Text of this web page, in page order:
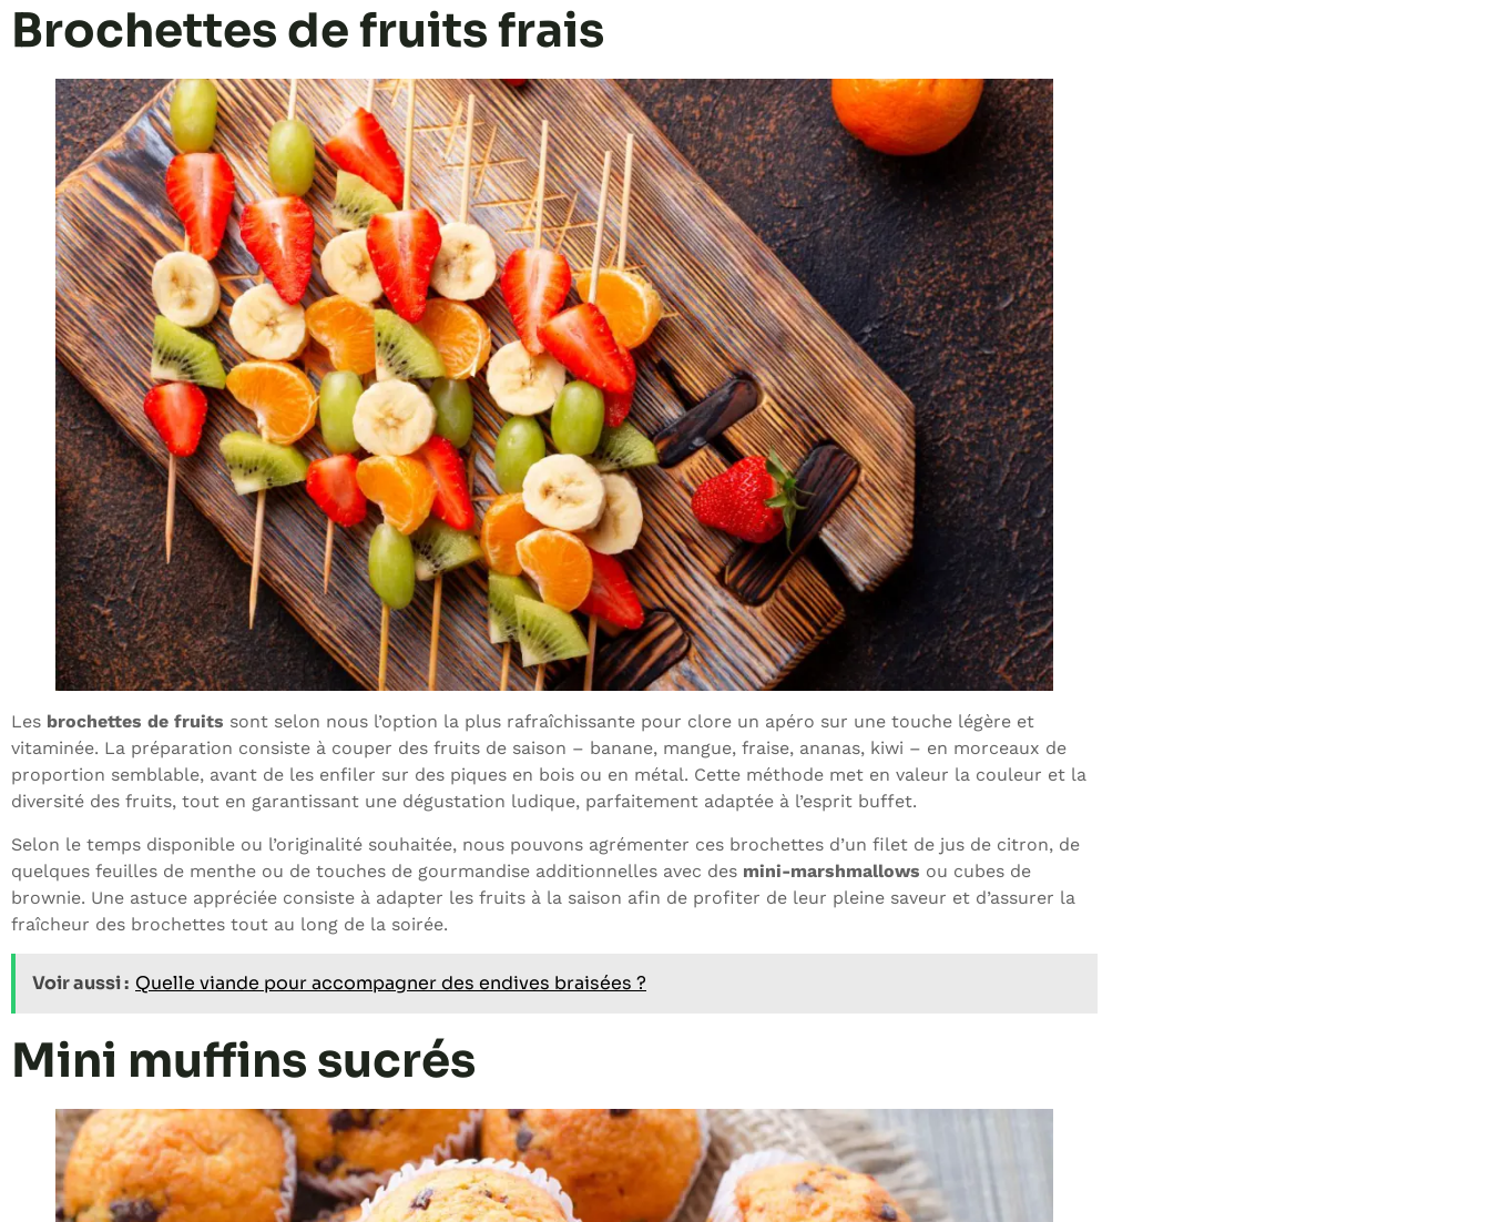
Brochettes de fruits frais
Les brochettes de fruits sont selon nous l’option la plus rafraîchissante pour clore un apéro sur une touche légère et
vitaminée. La préparation consiste à couper des fruits de saison – banane, mangue, fraise, ananas, kiwi – en morceaux de
proportion semblable, avant de les enfiler sur des piques en bois ou en métal. Cette méthode met en valeur la couleur et la
diversité des fruits, tout en garantissant une dégustation ludique, parfaitement adaptée à l’esprit buffet.
Selon le temps disponible ou l’originalité souhaitée, nous pouvons agrémenter ces brochettes d’un filet de jus de citron, de
quelques feuilles de menthe ou de touches de gourmandise additionnelles avec des mini-marshmallows ou cubes de
brownie. Une astuce appréciée consiste à adapter les fruits à la saison afin de profiter de leur pleine saveur et d’assurer la
fraîcheur des brochettes tout au long de la soirée.
Voir aussi : Quelle viande pour accompagner des endives braisées ?
Mini muffins sucrés